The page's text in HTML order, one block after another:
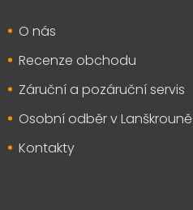
O nás
Recenze obchodu
Záruční a pozáruční servis
Osobní odběr v Lanškrouně
Kontakty